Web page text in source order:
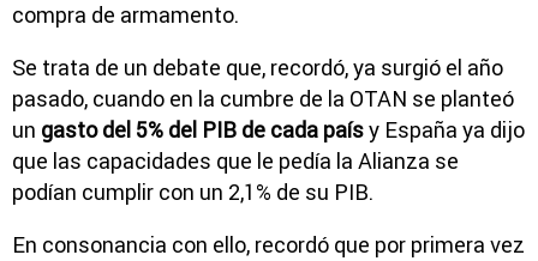
compra de armamento.
Se trata de un debate que, recordó, ya surgió el año
pasado, cuando en la cumbre de la OTAN se planteó
un gasto del 5% del PIB de cada paísy España ya dijo
que las capacidades que le pedía la Alianza se
podían cumplir con un 2,1% de su PIB.
En consonancia con ello, recordó que por primera vez